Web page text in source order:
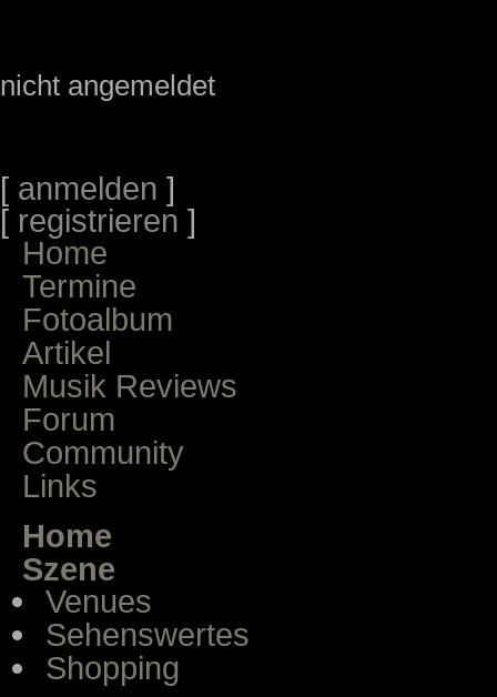
nicht angemeldet
[ anmelden ]
[ registrieren ]
Home
Termine
Fotoalbum
Artikel
Musik Reviews
Forum
Community
Links
Home
Szene
Venues
Sehenswertes
Shopping